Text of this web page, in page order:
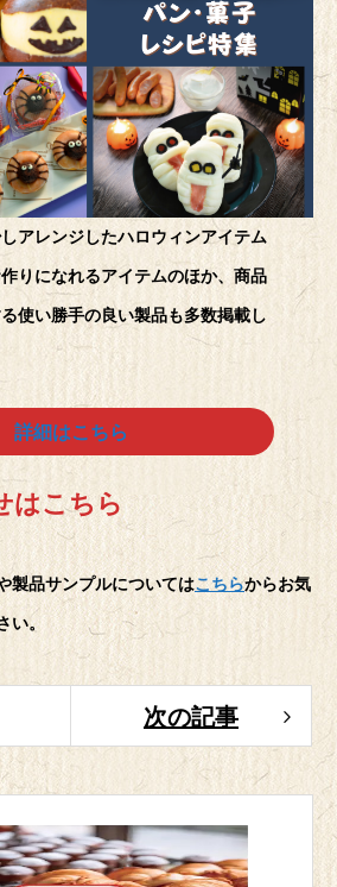
アレンジしたハロウィンアイテム
りになれるアイテムのほか、商品
使い勝手の良い製品も多数掲載し
詳細はこちら
はこちら
製品サンプルについてはこちらからお気
い。
次の記事